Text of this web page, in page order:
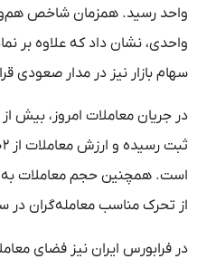
واحدی، نشان داد که علاوه بر
سهام بازار نیز در مدار صعودی
از تحرک مناسب معامله‌گران در
در فرابورس ایران نیز فضای